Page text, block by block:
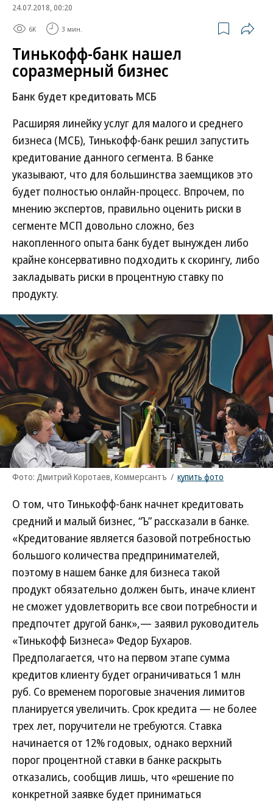
24.07.2018, 00:20
6K 3 мин.
Тинькофф-банк нашел
соразмерный бизнес
Банк будет кредитовать МСБ
Расширяя линейку услуг для малого и среднего
бизнеса (МСБ), Тинькофф-банк решил запустить
кредитование данного сегмента. В банке
указывают, что для большинства заемщиков это
будет полностью онлайн-процесс. Впрочем, по
мнению экспертов, правильно оценить риски в
сегменте МСП довольно сложно, без
накопленного опыта банк будет вынужден либо
крайне консервативно подходить к скорингу, либо
закладывать риски в процентную ставку по
продукту.
Фото: Дмитрий Коротаев, Коммерсантъ / купить фото
О том, что Тинькофф-банк начнет кредитовать
средний и малый бизнес, “Ъ” рассказали в банке.
«Кредитование является базовой потребностью
большого количества предпринимателей,
поэтому в нашем банке для бизнеса такой
продукт обязательно должен быть, иначе клиент
не сможет удовлетворить все свои потребности и
предпочтет другой банк»,— заявил руководитель
«Тинькофф Бизнеса» Федор Бухаров.
Предполагается, что на первом этапе сумма
кредитов клиенту будет ограничиваться 1 млн
руб. Со временем пороговые значения лимитов
планируется увеличить. Срок кредита — не более
трех лет, поручители не требуются. Ставка
начинается от 12% годовых, однако верхний
порог процентной ставки в банке раскрыть
отказались, сообщив лишь, что «решение по
конкретной заявке будет приниматься